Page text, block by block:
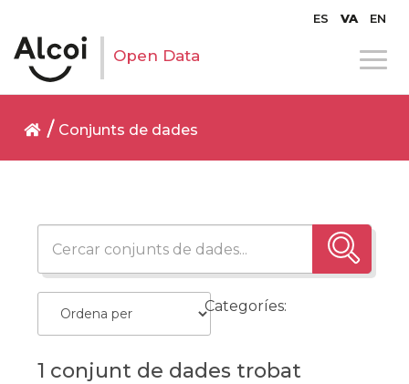
ES VA EN
Open Data
Conjunts de dades
1 conjunt de dades trobat
Categoríes: